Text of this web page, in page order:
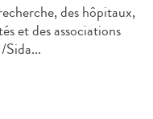
des hôpitaux,
et des associations
Sida...